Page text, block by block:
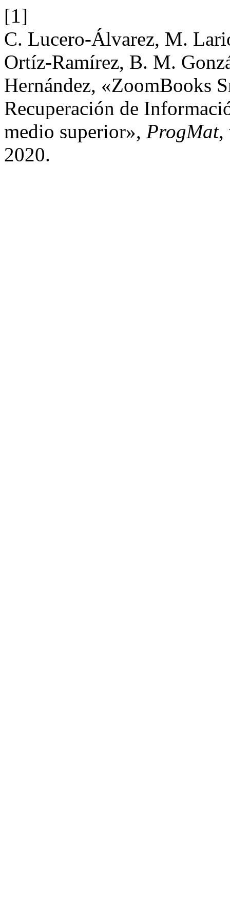
[1]
C. Lucero-Álvarez, M.
Ortíz-Ramírez, B. M.
Hernández, «ZoomBooks
Recuperación de
medio superior», ProgMat,
2020.